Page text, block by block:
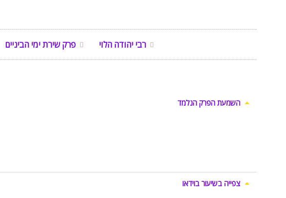
רבי יהודה הלוי פרק שירת ימי הביניים
השמעת הפרק הנלמד
צפייה בשיעור בוידאו